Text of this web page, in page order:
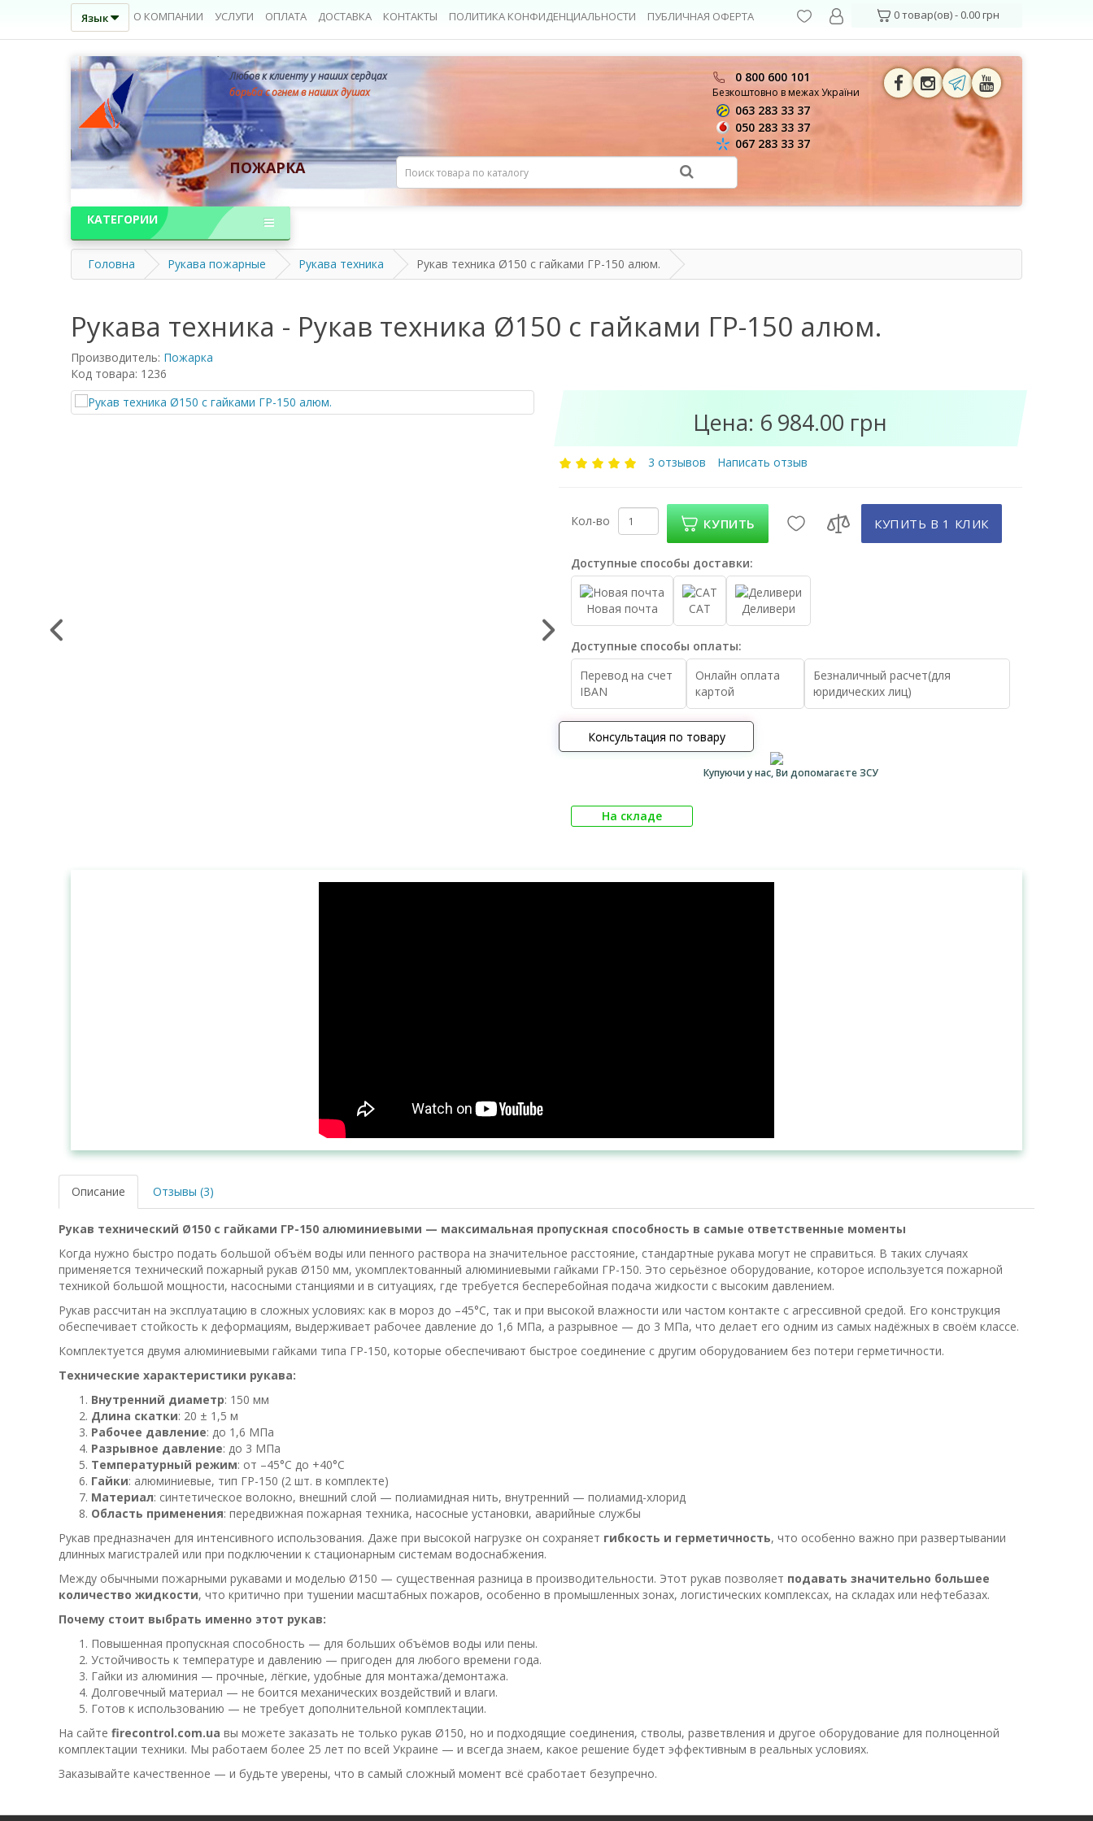
Язык О КОМПАНИИ УСЛУГИ ОПЛАТА ДОСТАВКА КОНТАКТЫ ПОЛИТИКА КОНФИДЕНЦИАЛЬНОСТИ ПУБЛИЧНАЯ ОФЕРТА 0 товар(ов) - 0.00 грн
Любов к клиенту у наших сердцах
борьба с огнем в наших душах
ПОЖАРКА
0 800 600 101
Безкоштовно в межах України
063 283 33 37
050 283 33 37
067 283 33 37
КАТЕГОРИИ
Головна Рукава пожарные Рукава техника Рукав техника Ø150 с гайками ГР-150 алюм.
Рукава техника - Рукав техника Ø150 с гайками ГР-150 алюм.
Производитель: Пожарка
Код товара: 1236
Цена: 6 984.00 грн
3 отзывов Написать отзыв
Кол-во КУПИТЬ КУПИТЬ В 1 КЛИК
Доступные способы доставки:
Новая почта САТ Деливери
Доступные способы оплаты:
Перевод на счет
IBAN
Онлайн оплата
картой
Безналичный расчет(для
юридических лиц)
Консультация по товару
Купуючи у нас, Ви допомагаєте ЗСУ
На складе
Описание Отзывы (3)
Рукав технический Ø150 с гайками ГР-150 алюминиевыми — максимальная пропускная способность в самые ответственные моменты
Когда нужно быстро подать большой объём воды или пенного раствора на значительное расстояние, стандартные рукава могут не справиться. В таких случаях
применяется технический пожарный рукав Ø150 мм, укомплектованный алюминиевыми гайками ГР-150. Это серьёзное оборудование, которое используется пожарной
техникой большой мощности, насосными станциями и в ситуациях, где требуется бесперебойная подача жидкости с высоким давлением.
Рукав рассчитан на эксплуатацию в сложных условиях: как в мороз до –45°C, так и при высокой влажности или частом контакте с агрессивной средой. Его конструкция
обеспечивает стойкость к деформациям, выдерживает рабочее давление до 1,6 МПа, а разрывное — до 3 МПа, что делает его одним из самых надёжных в своём классе.
Комплектуется двумя алюминиевыми гайками типа ГР-150, которые обеспечивают быстрое соединение с другим оборудованием без потери герметичности.
Технические характеристики рукава:
Внутренний диаметр: 150 мм
Длина скатки: 20 ± 1,5 м
Рабочее давление: до 1,6 МПа
Разрывное давление: до 3 МПа
Температурный режим: от –45°C до +40°C
Гайки: алюминиевые, тип ГР-150 (2 шт. в комплекте)
Материал: синтетическое волокно, внешний слой — полиамидная нить, внутренний — полиамид-хлорид
Область применения: передвижная пожарная техника, насосные установки, аварийные службы
Рукав предназначен для интенсивного использования. Даже при высокой нагрузке он сохраняет гибкость и герметичность, что особенно важно при развертывании
длинных магистралей или при подключении к стационарным системам водоснабжения.
Между обычными пожарными рукавами и моделью Ø150 — существенная разница в производительности. Этот рукав позволяет подавать значительно большее
количество жидкости, что критично при тушении масштабных пожаров, особенно в промышленных зонах, логистических комплексах, на складах или нефтебазах.
Почему стоит выбрать именно этот рукав:
Повышенная пропускная способность — для больших объёмов воды или пены.
Устойчивость к температуре и давлению — пригоден для любого времени года.
Гайки из алюминия — прочные, лёгкие, удобные для монтажа/демонтажа.
Долговечный материал — не боится механических воздействий и влаги.
Готов к использованию — не требует дополнительной комплектации.
На сайте firecontrol.com.ua вы можете заказать не только рукав Ø150, но и подходящие соединения, стволы, разветвления и другое оборудование для полноценной
комплектации техники. Мы работаем более 25 лет по всей Украине — и всегда знаем, какое решение будет эффективным в реальных условиях.
Заказывайте качественное — и будьте уверены, что в самый сложный момент всё сработает безупречно.